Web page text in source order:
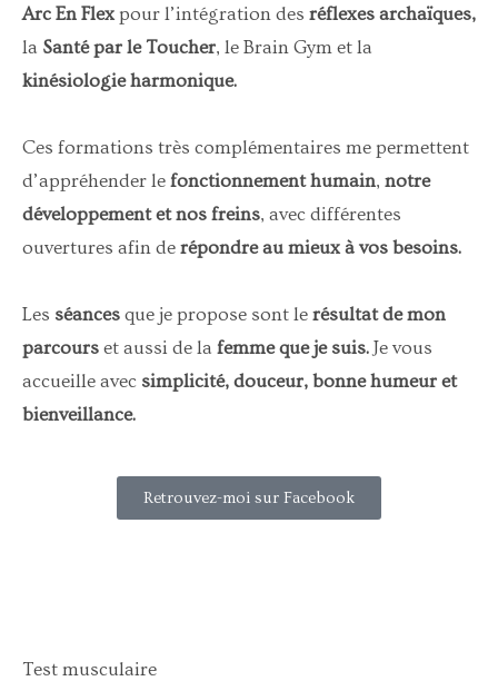
Arc En Flexpour l’intégration des réflexes archaïques,
la Santé par le Toucher, le Brain Gym et la
kinésiologie harmonique.
Ces formations très complémentaires me permettent
d’appréhender le fonctionnement humain, notre
développement et nos freins, avec différentes
ouvertures afin de répondre au mieux à vos besoins.
Les séances que je propose sont le résultat de mon
parcours et aussi de la femme que je suis. Je vous
accueille avec simplicité, douceur, bonne humeur et
bienveillance.
Retrouvez-moi sur Facebook
Test musculaire